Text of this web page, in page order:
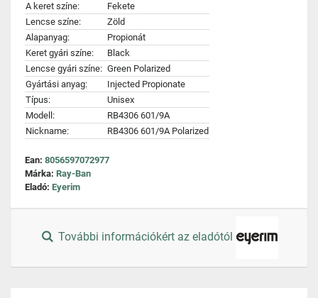
A keret színe:
Fekete
Lencse színe:
Zöld
Alapanyag:
Propionát
Keret gyári színe:
Black
Lencse gyári színe: Green Polarized
Gyártási anyag:
Injected Propionate
Típus:
Unisex
Modell:
RB4306 601/9A
Nickname:
RB4306 601/9A Polarized
Ean: 8056597072977
Márka: Ray-Ban
Eladó: Eyerim
További információkért az eladótól